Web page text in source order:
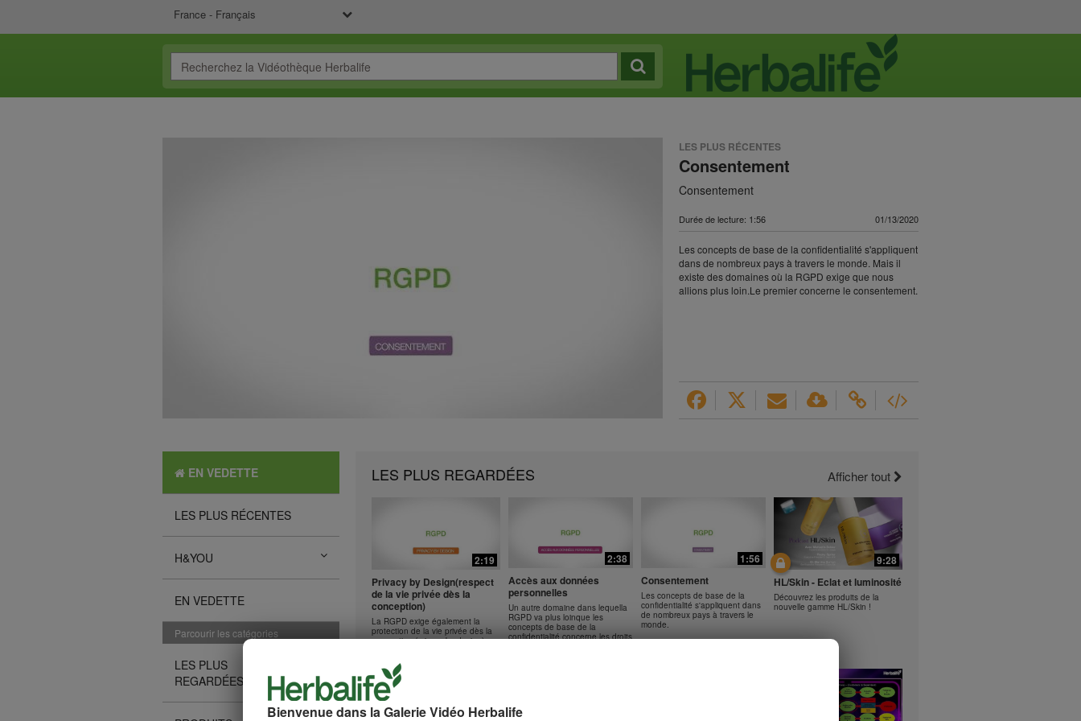
France - Français
Bienvenue dans la Galerie Vidéo Herbalife
LES PLUS RÉCENTES
Consentement
Consentement
Durée de lecture: 1:56 01/13/2020
Les concepts de base de la confidentialité s'appliquent
dans de nombreux pays à travers le monde. Mais il
existe des domaines où la RGPD exige que nous
allions plus loin.Le premier concerne le consentement.
EN VEDETTE
LES PLUS RÉCENTES
H&YOU
EN VEDETTE
Parcourir les catégories
LES PLUS
REGARDÉES
LES PLUS REGARDÉES Afficher tout
2:19
Privacy by Design(respect
de la vie privée dès la
conception)
La RGPD exige également la
protection de la vie privée dès la
conception (privacy by design).
2:38
Accès aux données
personnelles
Un autre domaine dans lequella
RGPD va plus loinque les
concepts de base de la
confidentialité,concerne les droits
1:56
Consentement
Les concepts de base de la
confidentialité s'appliquent dans
de nombreux pays à travers le
monde.
9:28
HL/Skin - Eclat et luminosité
Découvrez les produits de la
nouvelle gamme HL/Skin !